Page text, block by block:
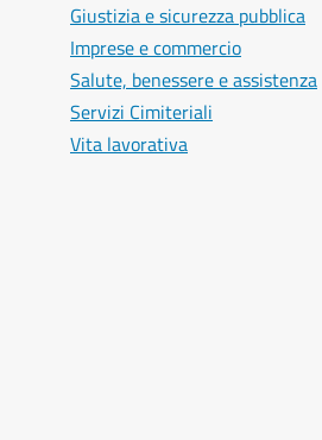
Giustizia e sicurezza pubblica
Imprese e commercio
Salute, benessere e assistenza
Servizi Cimiteriali
Vita lavorativa